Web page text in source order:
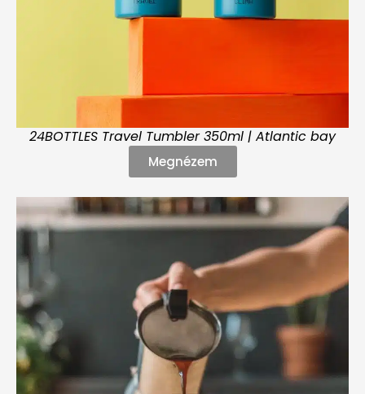
24BOTTLES Travel Tumbler 350ml | Atlantic bay
Megnézem